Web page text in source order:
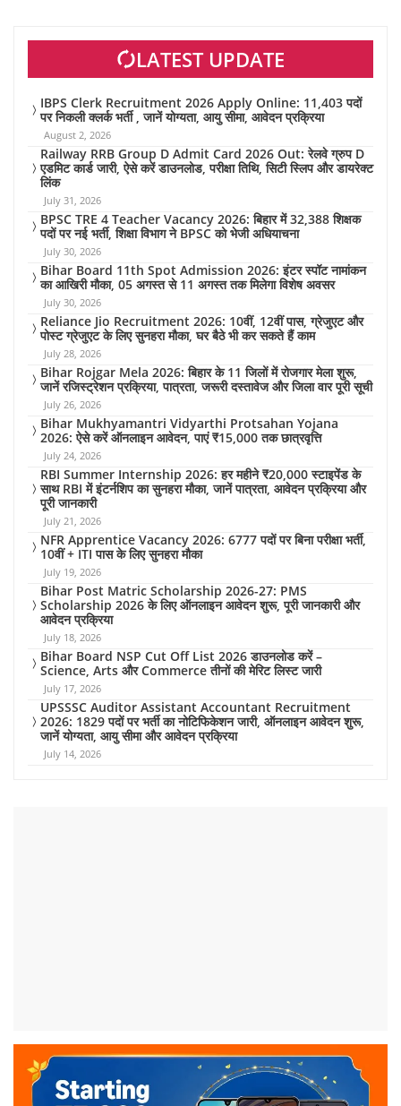
LATEST UPDATE
IBPS Clerk Recruitment 2026 Apply Online: 11,403 पदों
पर निकली क्लर्क भर्ती , जानें योग्यता, आयु सीमा, आवेदन प्रक्रिया
August 2, 2026
Railway RRB Group D Admit Card 2026 Out: रेलवे ग्रुप D
एडमिट कार्ड जारी, ऐसे करें डाउनलोड, परीक्षा तिथि, सिटी स्लिप और डायरेक्ट
लिंक
July 31, 2026
BPSC TRE 4 Teacher Vacancy 2026: बिहार में 32,388 शिक्षक
पदों पर नई भर्ती, शिक्षा विभाग ने BPSC को भेजी अधियाचना
July 30, 2026
Bihar Board 11th Spot Admission 2026: इंटर स्पॉट नामांकन
का आखिरी मौका, 05 अगस्त से 11 अगस्त तक मिलेगा विशेष अवसर
July 30, 2026
Reliance Jio Recruitment 2026: 10वीं, 12वीं पास, ग्रेजुएट और
पोस्ट ग्रेजुएट के लिए सुनहरा मौका, घर बैठे भी कर सकते हैं काम
July 28, 2026
Bihar Rojgar Mela 2026: बिहार के 11 जिलों में रोजगार मेला शुरू,
जानें रजिस्ट्रेशन प्रक्रिया, पात्रता, जरूरी दस्तावेज और जिला वार पूरी सूची
July 26, 2026
Bihar Mukhyamantri Vidyarthi Protsahan Yojana
2026: ऐसे करें ऑनलाइन आवेदन, पाएं ₹15,000 तक छात्रवृत्ति
July 24, 2026
RBI Summer Internship 2026: हर महीने ₹20,000 स्टाइपेंड के
साथ RBI में इंटर्नशिप का सुनहरा मौका, जानें पात्रता, आवेदन प्रक्रिया और
पूरी जानकारी
July 21, 2026
NFR Apprentice Vacancy 2026: 6777 पदों पर बिना परीक्षा भर्ती,
10वीं + ITI पास के लिए सुनहरा मौका
July 19, 2026
Bihar Post Matric Scholarship 2026-27: PMS
Scholarship 2026 के लिए ऑनलाइन आवेदन शुरू, पूरी जानकारी और
आवेदन प्रक्रिया
July 18, 2026
Bihar Board NSP Cut Off List 2026 डाउनलोड करें –
Science, Arts और Commerce तीनों की मेरिट लिस्ट जारी
July 17, 2026
UPSSSC Auditor Assistant Accountant Recruitment
2026: 1829 पदों पर भर्ती का नोटिफिकेशन जारी, ऑनलाइन आवेदन शुरू,
जानें योग्यता, आयु सीमा और आवेदन प्रक्रिया
July 14, 2026